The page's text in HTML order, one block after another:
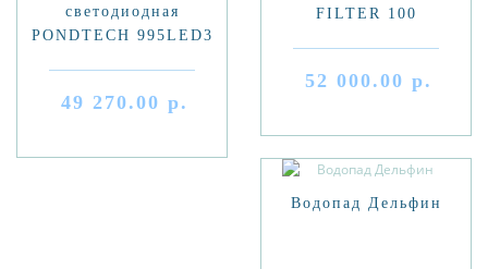
светодиодная
PONDTECH 995LED3
49 270.00 р.
FILTER 100
52 000.00 р.
Водопад Дельфин